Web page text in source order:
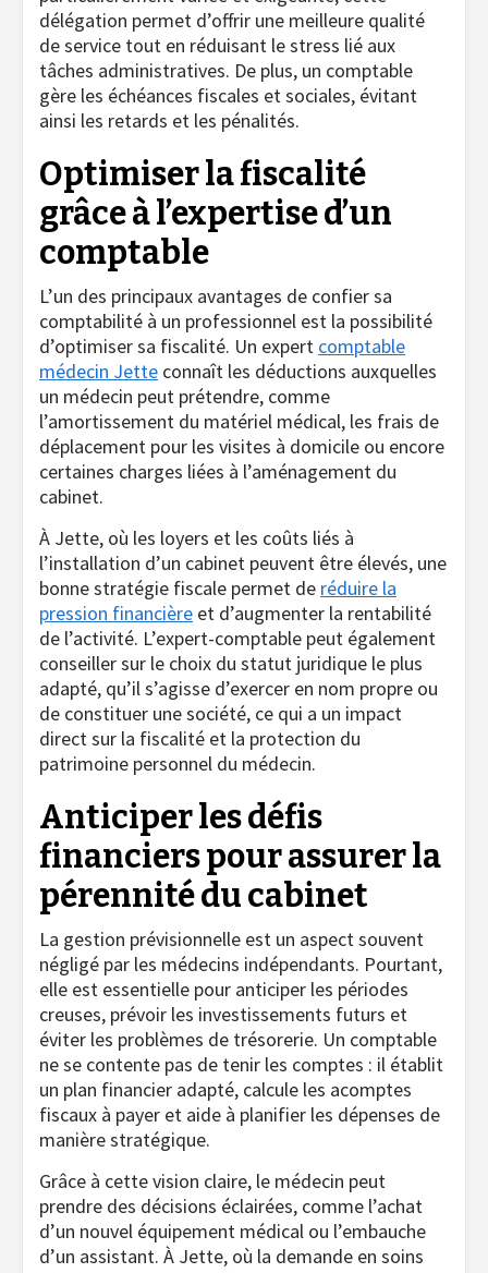
délégation permet d’offrir une meilleure qualité
de service tout en réduisant le stress lié aux
tâches administratives. De plus, un comptable
gère les échéances fiscales et sociales, évitant
ainsi les retards et les pénalités.
Optimiser la fiscalité
grâce à l’expertise d’un
comptable
L’un des principaux avantages de confier sa
comptabilité à un professionnel est la possibilité
d’optimiser sa fiscalité. Un expert comptable
médecin Jette connaît les déductions auxquelles
un médecin peut prétendre, comme
l’amortissement du matériel médical, les frais de
déplacement pour les visites à domicile ou encore
certaines charges liées à l’aménagement du
cabinet.
À Jette, où les loyers et les coûts liés à
l’installation d’un cabinet peuvent être élevés, une
bonne stratégie fiscale permet de réduire la
pression financière et d’augmenter la rentabilité
de l’activité. L’expert-comptable peut également
conseiller sur le choix du statut juridique le plus
adapté, qu’il s’agisse d’exercer en nom propre ou
de constituer une société, ce qui a un impact
direct sur la fiscalité et la protection du
patrimoine personnel du médecin.
Anticiper les défis
financiers pour assurer la
pérennité du cabinet
La gestion prévisionnelle est un aspect souvent
négligé par les médecins indépendants. Pourtant,
elle est essentielle pour anticiper les périodes
creuses, prévoir les investissements futurs et
éviter les problèmes de trésorerie. Un comptable
ne se contente pas de tenir les comptes : il établit
un plan financier adapté, calcule les acomptes
fiscaux à payer et aide à planifier les dépenses de
manière stratégique.
Grâce à cette vision claire, le médecin peut
prendre des décisions éclairées, comme l’achat
d’un nouvel équipement médical ou l’embauche
d’un assistant. À Jette, où la demande en soins